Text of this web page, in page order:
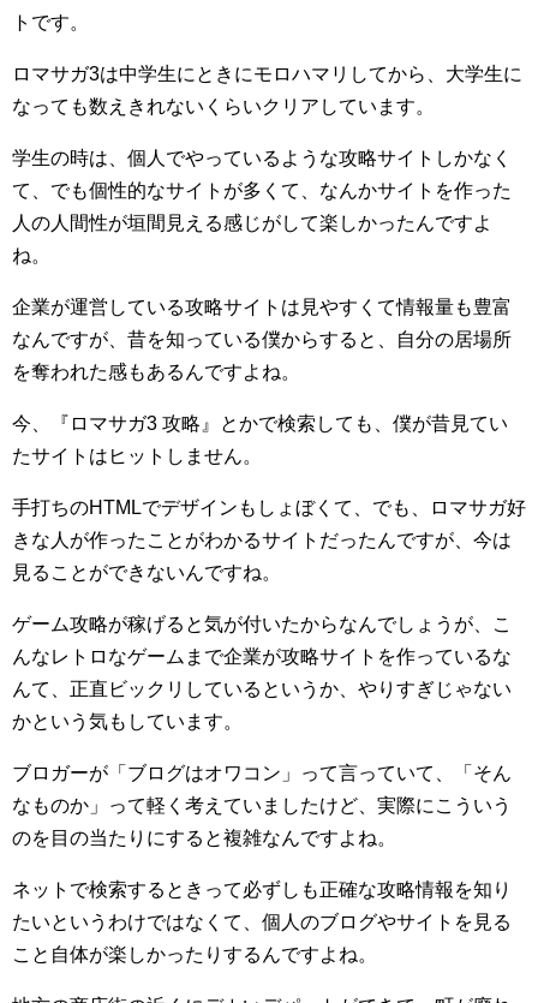
トです。
ロマサガ3は中学生にときにモロハマリしてから、大学生に
なっても数えきれないくらいクリアしています。
学生の時は、個人でやっているような攻略サイトしかなく
て、でも個性的なサイトが多くて、なんかサイトを作った
人の人間性が垣間見える感じがして楽しかったんですよ
ね。
企業が運営している攻略サイトは見やすくて情報量も豊富
なんですが、昔を知っている僕からすると、自分の居場所
を奪われた感もあるんですよね。
今、『ロマサガ3 攻略』とかで検索しても、僕が昔見てい
たサイトはヒットしません。
手打ちのHTMLでデザインもしょぼくて、でも、ロマサガ好
きな人が作ったことがわかるサイトだったんですが、今は
見ることができないんですね。
ゲーム攻略が稼げると気が付いたからなんでしょうが、こ
んなレトロなゲームまで企業が攻略サイトを作っているな
んて、正直ビックリしているというか、やりすぎじゃない
かという気もしています。
ブロガーが「ブログはオワコン」って言っていて、「そん
なものか」って軽く考えていましたけど、実際にこういう
のを目の当たりにすると複雑なんですよね。
ネットで検索するときって必ずしも正確な攻略情報を知り
たいというわけではなくて、個人のブログやサイトを見る
こと自体が楽しかったりするんですよね。